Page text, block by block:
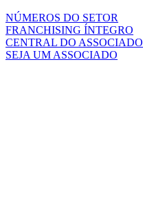
NÚMEROS DO SETOR
FRANCHISING ÍNTEGRO
CENTRAL DO ASSOCIADO
SEJA UM ASSOCIADO